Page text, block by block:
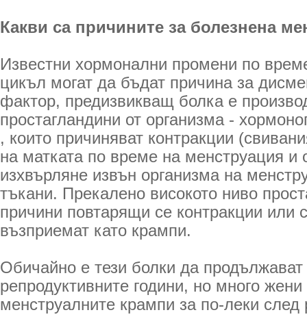
Какви са причините за болезнена
Известни хормонални промени по
цикъл могат да бъдат причина за
фактор, предизвикващ болка е
простагландини от организма -
, които причиняват контракции
на матката по време на менструация и
изхвърляне извън организма на
тъкани. Прекалено високото ниво
причини повтарящи се контракции или
възприемат като крампи.
Обичайно е тези болки да продължават
репродуктивните години, но много
менструалните крампи за по-леки след